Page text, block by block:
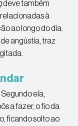
deve também
relacionadas à
ao longo do dia.
angústia, traz
ela,
a fazer, o fio da
ficando solto ao